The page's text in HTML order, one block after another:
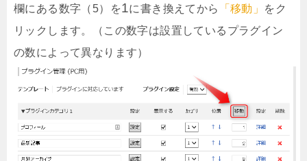
欄にある数字（5）を1に書き換えてから 「移動」
をク
リックします。（この数字は設置しているプラグイン
の数によって異なります）